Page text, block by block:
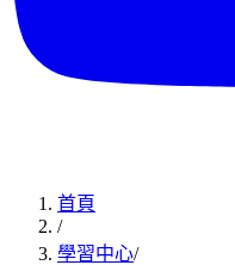
首頁
/
學習中心/